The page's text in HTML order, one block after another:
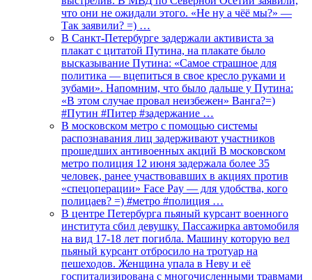
что они не ожидали этого. «Не ну а чёё мы?» —
Так заявили? =) …
В Санкт-Петербурге задержали активиста за
плакат с цитатой Путина, на плакате было
высказывание Путина: «Самое страшное для
политика — вцепиться в свое кресло руками и
зубами». Напомним, что было дальше у Путина:
«В этом случае провал неизбежен» Ванга?=)
#Путин #Питер #задержание …
В московском метро с помощью системы
распознавания лиц задерживают участников
прошедших антивоенных акций В московском
метро полиция 12 июня задержала более 35
человек, ранее участвовавших в акциях против
«спецоперации» Face Pay — для удобства, кого
полицаев? =) #метро #полиция …
В центре Петербурга пьяный курсант военного
института сбил девушку. Пассажирка автомобиля
на вид 17-18 лет погибла. Машину которую вел
пьяный курсант отбросило на тротуар на
пешеходов. Женщина упала в Неву и её
госпитализирована с многочисленными травмами